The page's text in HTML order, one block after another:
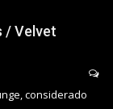
/ Velvet
considerado